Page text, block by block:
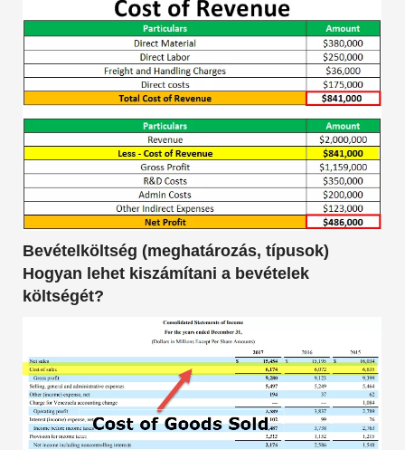
Bevételköltség (meghatározás, típusok)
Hogyan lehet kiszámítani a bevételek
költségét?